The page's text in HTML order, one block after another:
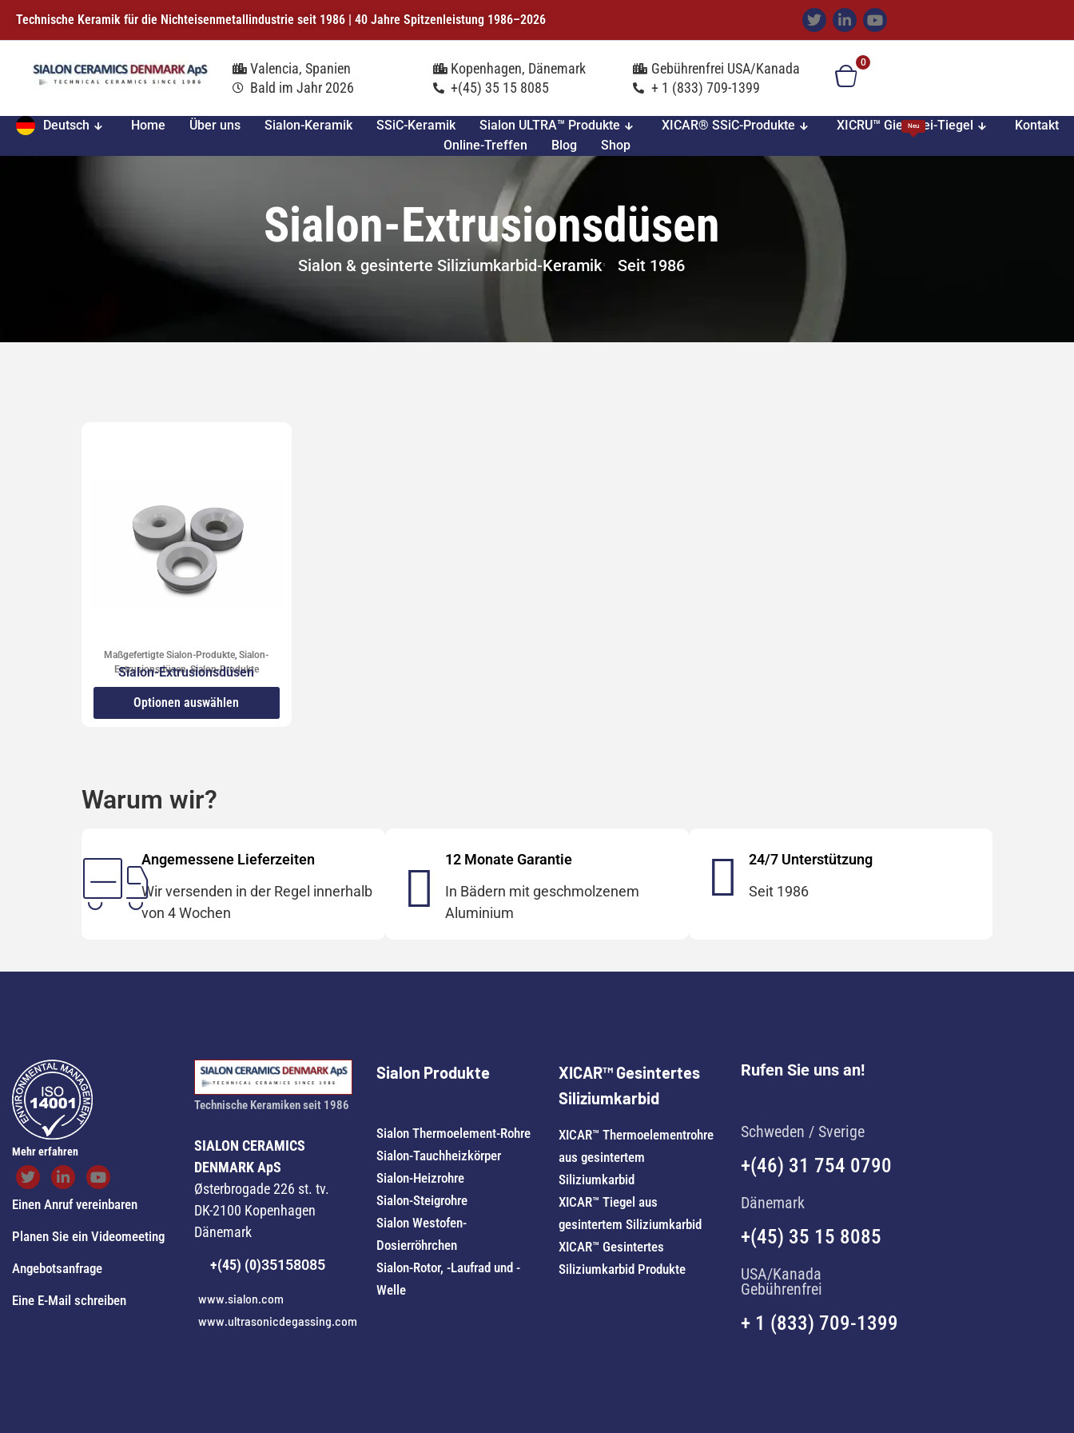
Technische Keramik für die Nichteisenmetallindustrie seit 1986 | 40 Jahre Spitzenleistung 1986–2026
Valencia, Spanien
Bald im Jahr 2026
Kopenhagen, Dänemark
+(45) 35 15 8085
Gebührenfrei USA/Kanada
+ 1 (833) 709-1399
0
Deutsch Home Über uns Sialon-Keramik SSiC-Keramik Sialon ULTRA™ Produkte XICAR® SSiC-Produkte Neu
XICRU™ Gießerei-Tiegel
Kontakt
Online-Treffen
Blog Shop
Sialon-Extrusionsdüsen
Sialon & gesinterte Siliziumkarbid-Keramik Seit 1986
Maßgefertigte Sialon-Produkte ,Sialon-
Extrusionsdüsen,Sialon-Produkte
Sialon-Extrusionsdüsen
Optionen auswählen
Warum wir?
Angemessene Lieferzeiten
Wir versenden in der Regel innerhalb
von 4 Wochen
12 Monate Garantie
In Bädern mit geschmolzenem
Aluminium
24/7 Unterstützung
Seit 1986
Mehr erfahren
Einen Anruf vereinbaren
Planen Sie ein Videomeeting
Angebotsanfrage
Eine E-Mail schreiben
Technische Keramiken seit 1986
SIALON CERAMICS
DENMARK ApS
Østerbrogade 226 st. tv.
DK-2100 Kopenhagen
Dänemark
+(45) (0)35158085
www.sialon.com
www.ultrasonicdegassing.com
Sialon Produkte
Sialon Thermoelement-Rohre
Sialon-Tauchheizkörper
Sialon-Heizrohre
Sialon-Steigrohre
Sialon Westofen-
Dosierröhrchen
Sialon-Rotor, -Laufrad und -
Welle
XICAR™ Gesintertes
Siliziumkarbid
XICAR™ Thermoelementrohre
aus gesintertem
Siliziumkarbid
XICAR™ Tiegel aus
gesintertem Siliziumkarbid
XICAR™ Gesintertes
Siliziumkarbid Produkte
Rufen Sie uns an!
Schweden / Sverige
+(46) 31 754 0790
Dänemark
+(45) 35 15 8085
USA/Kanada
Gebührenfrei
+ 1 (833) 709-1399